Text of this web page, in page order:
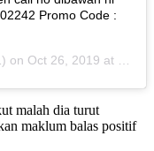
Promo Code :
on Oct 26, 2019 at 4:00am PDT
malah dia turut
maklum balas positif